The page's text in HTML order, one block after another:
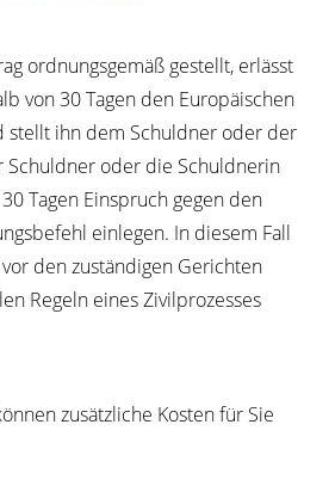
ordnungsgemäß gestellt, erlässt
von 30 Tagen den Europäischen
stellt ihn dem Schuldner oder der
Schuldner oder die Schuldnerin
Tagen Einspruch gegen den
einlegen. In diesem Fall
den zuständigen Gerichten
Regeln eines Zivilprozesses
zusätzliche Kosten für Sie